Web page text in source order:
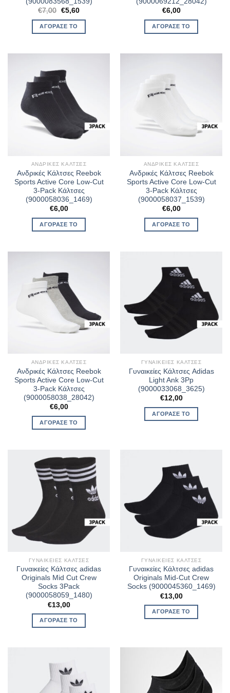
€7,00 Original
was:
€7,00.
€5,60Η
ΑΓΌΡΑΣΈ ΤΟ
€6,00
ΑΓΌΡΑΣΈ ΤΟ
ΑΝΔΡΙΚΈΣ ΚΆΛΤΣΕΣ
Ανδρικές Κάλτσες Reebok
Sports Active Core Low-Cut
3-Pack Κάλτσες
(9000058036_1469)
€6,00
ΑΓΌΡΑΣΈ ΤΟ
ΑΝΔΡΙΚΈΣ ΚΆΛΤΣΕΣ
Ανδρικές Κάλτσες Reebok
Sports Active Core Low-Cut
3-Pack Κάλτσες
(9000058037_1539)
€6,00
ΑΓΌΡΑΣΈ ΤΟ
ΑΝΔΡΙΚΈΣ ΚΆΛΤΣΕΣ
Ανδρικές Κάλτσες Reebok
Sports Active Core Low-Cut
3-Pack Κάλτσες
(9000058038_28042)
€6,00
ΑΓΌΡΑΣΈ ΤΟ
ΓΥΝΑΙΚΕΊΕΣ ΚΆΛΤΣΕΣ
Γυναικείες Κάλτσες Adidas
Light Ank 3Pp
(9000033068_3625)
€12,00
ΑΓΌΡΑΣΈ ΤΟ
ΓΥΝΑΙΚΕΊΕΣ ΚΆΛΤΣΕΣ
Γυναικείες Κάλτσες adidas
Originals Mid Cut Crew
Socks 3Pack
(9000058059_1480)
€13,00
ΑΓΌΡΑΣΈ ΤΟ
ΓΥΝΑΙΚΕΊΕΣ ΚΆΛΤΣΕΣ
Γυναικείες Κάλτσες adidas
Originals Mid-Cut Crew
Socks (9000045360_1469)
€13,00
ΑΓΌΡΑΣΈ ΤΟ